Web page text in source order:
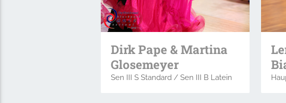
Dirk Pape & Martina
Glosemeyer
Sen III S Standard / Sen III B Latein